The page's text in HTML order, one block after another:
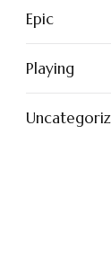
Epic
Playing